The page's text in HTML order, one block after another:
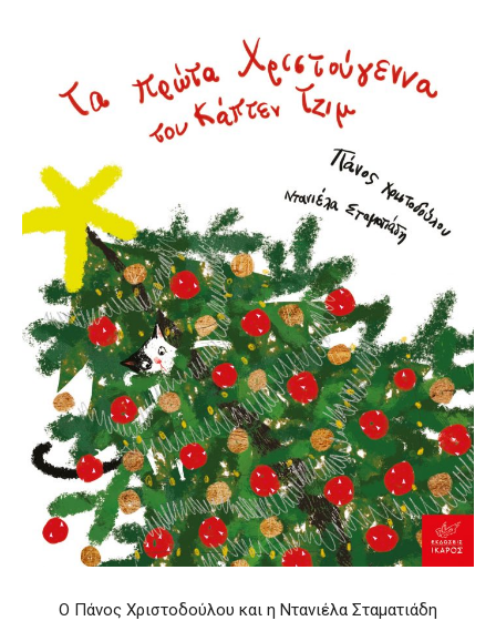
Ο Πάνος Χριστοδούλου και η Ντανιέλα Σταματιάδη